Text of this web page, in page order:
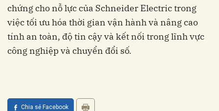
chứng cho nỗ lực của Schneider Electric trong
việc tối ưu hóa thời gian vận hành và nâng cao
tính an toàn, độ tin cậy và kết nối trong lĩnh vực
công nghiệp và chuyển đổi số.
Chia sẻ Facebook